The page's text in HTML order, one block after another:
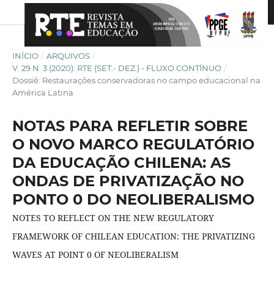
INÍCIO / ARQUIVOS /
V. 29 N. 3 (2020): RTE (SET.- DEZ.) - FLUXO CONTÍNUO /
Dossiê: Restaurações conservadoras no campo educacional na
América Latina
NOTAS PARA REFLETIR SOBRE
O NOVO MARCO REGULATÓRIO
DA EDUCAÇÃO CHILENA: AS
ONDAS DE PRIVATIZAÇÃO NO
PONTO 0 DO NEOLIBERALISMO
NOTES TO REFLECT ON THE NEW REGULATORY
FRAMEWORK OF CHILEAN EDUCATION: THE PRIVATIZING
WAVES AT POINT 0 OF NEOLIBERALISM